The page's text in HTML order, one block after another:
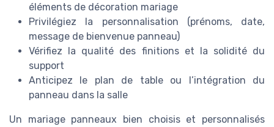
éléments de décoration mariage
Privilégiez la personnalisation (prénoms, date,
message de bienvenue panneau)
Vérifiez la qualité des finitions et la solidité du
support
Anticipez le plan de table ou l’intégration du
panneau dans la salle
Un mariage panneaux bien choisis et personnalisés